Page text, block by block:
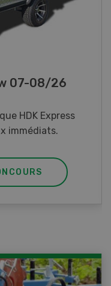
de poche LANDI